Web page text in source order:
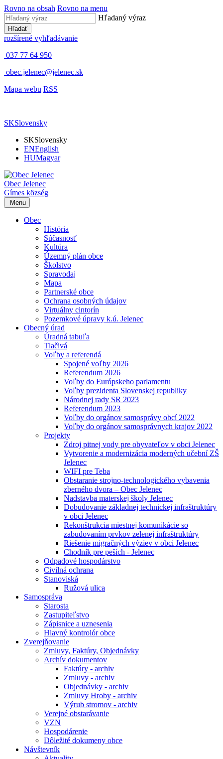
Rovno na obsah Rovno na menu
Hľadaný výraz
Hľadať
rozšírené vyhľadávanie
037 77 64 950
obec.jelenec@jelenec.sk
Mapa webu RSS
SKSlovensky
SKSlovensky
ENEnglish
HUMagyar
Obec Jelenec
Gímes község
Menu
Obec
História
Súčasnosť
Kultúra
Územný plán obce
Školstvo
Spravodaj
Mapa
Partnerské obce
Ochrana osobných údajov
Virtuálny cintorín
Pozemkové úpravy k.ú. Jelenec
Obecný úrad
Úradná tabuľa
Tlačivá
Voľby a referendá
Spojené voľby 2026
Referendum 2026
Voľby do Európskeho parlamentu
Voľby prezidenta Slovenskej republiky
Národnej rady SR 2023
Referendum 2023
Voľby do orgánov samosprávy obcí 2022
Voľby do orgánov samosprávnych krajov 2022
Projekty
Zdroj pitnej vody pre obyvateľov v obci Jelenec
Vytvorenie a modernizácia moderných učební ZŠ
Jelenec
WIFI pre Teba
Obstaranie strojno-technologického vybavenia
zberného dvora – Obec Jelenec
Nadstavba materskej školy Jelenec
Dobudovanie základnej technickej infraštruktúry
v obci Jelenec
Rekonštrukcia miestnej komunikácie so
zabudovaním prvkov zelenej infraštruktúry
Riešenie migračných výziev v obci Jelenec
Chodník pre peších - Jelenec
Odpadové hospodárstvo
Civilná ochrana
Stanoviská
Ružová ulica
Samospráva
Starosta
Zastupiteľstvo
Zápisnice a uznesenia
Hlavný kontrolór obce
Zverejňovanie
Zmluvy, Faktúry, Objednávky
Archív dokumentov
Faktúry - archiv
Zmluvy - archiv
Objednávky - archiv
Zmluvy Hroby - archiv
Výrub stromov - archiv
Verejné obstarávanie
VZN
Hospodárenie
Dôležité dokumeny obce
Návštevník